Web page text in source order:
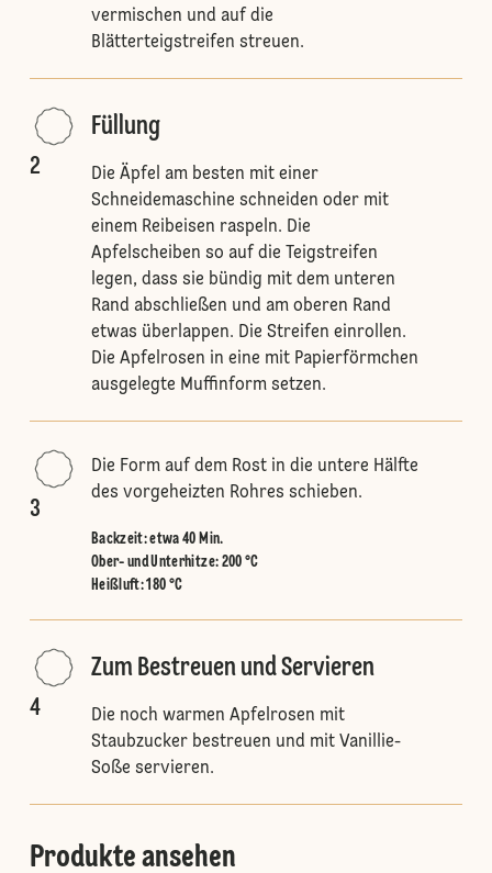
vermischen und auf die
Blätterteigstreifen streuen.
2
Füllung
Die Äpfel am besten mit einer
Schneidemaschine schneiden oder mit
einem Reibeisen raspeln. Die
Apfelscheiben so auf die Teigstreifen
legen, dass sie bündig mit dem unteren
Rand abschließen und am oberen Rand
etwas überlappen. Die Streifen einrollen.
Die Apfelrosen in eine mit Papierförmchen
ausgelegte Muffinform setzen.
3
Die Form auf dem Rost in die untere Hälfte
des vorgeheizten Rohres schieben.
Backzeit: etwa 40 Min.
Ober- und Unterhitze: 200 °C
Heißluft:180 °C
4
Zum Bestreuen und Servieren
Die noch warmen Apfelrosen mit
Staubzucker bestreuen und mit Vanillie-
Soße servieren.
Produkte ansehen